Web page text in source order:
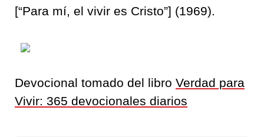
[“Para mí, el vivir es Cristo”] (1969).
Devocional tomado del libro Verdad para
Vivir: 365 devocionales diarios